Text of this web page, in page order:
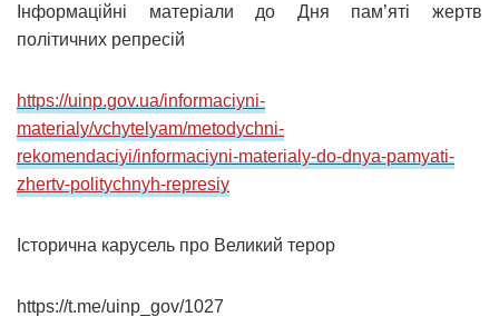
Інформаційні матеріали до Дня пам’яті жертв
політичних репресій
https://uinp.gov.ua/informaciyni-
materialy/vchytelyam/metodychni-
rekomendaciyi/informaciyni-materialy-do-dnya-pamyati-
zhertv-politychnyh-represiy
Історична карусель про Великий терор
https://t.me/uinp_gov/1027